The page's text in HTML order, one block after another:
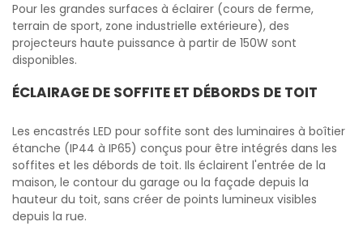
Pour les grandes surfaces à éclairer (cours de ferme,
terrain de sport, zone industrielle extérieure), des
projecteurs haute puissance à partir de 150W sont
disponibles.
ÉCLAIRAGE DE SOFFITE ET DÉBORDS DE TOIT
Les encastrés LED pour soffite sont des luminaires à boîtier
étanche (IP44 à IP65) conçus pour être intégrés dans les
soffites et les débords de toit. Ils éclairent l'entrée de la
maison, le contour du garage ou la façade depuis la
hauteur du toit, sans créer de points lumineux visibles
depuis la rue.